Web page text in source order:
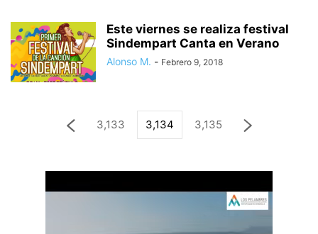
Este viernes se realiza festival
Sindempart Canta en Verano
Alonso M. - Febrero 9, 2018
3,133 3,134 3,135